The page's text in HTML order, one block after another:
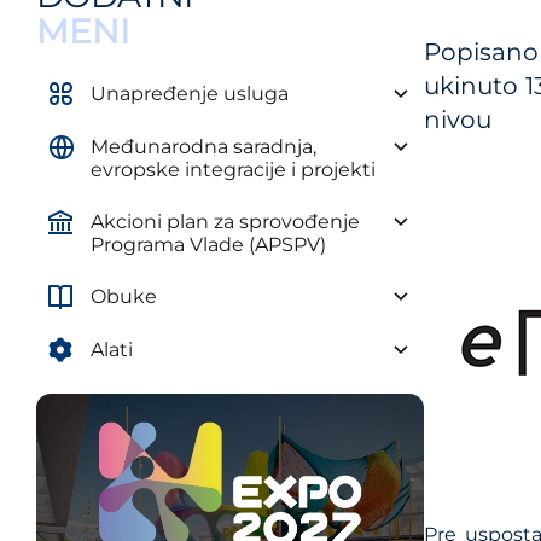
Uredba o obaveznim elementima
plana razvoja autonomne
samouprave
srednjoročnih planova
ukinuto
nivou
Pre
MENI
Unapređenje usluga
Međunarodna saradnja,
evropske integracije i projekti
Akcioni plan za sprovođenje
Programa Vlade (APSPV)
Obuke
Alati